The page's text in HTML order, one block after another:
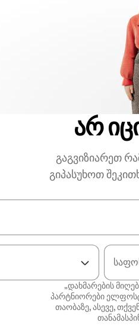
არ
გაგვიზიარეთ
გიპასუხოთ
„დახმარების
პარტნიორები
თაობაზე, ასევე,